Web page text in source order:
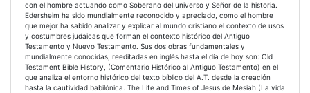
con el hombre actuando como Soberano del universo y Señor de la historia.
Edersheim ha sido mundialmente reconocido y apreciado, como el hombre
que mejor ha sabido analizar y explicar al mundo cristiano el contexto de usos
y costumbres judaicas que forman el contexto histórico del Antiguo
Testamento y Nuevo Testamento. Sus dos obras fundamentales y
mundialmente conocidas, reeditadas en inglés hasta el día de hoy son: Old
Testament Bible History, (Comentario Histórico al Antiguo Testamento) en el
que analiza el entorno histórico del texto bíblico del A.T. desde la creación
hasta la cautividad babilónica. The Life and Times of Jesus de Mesiah (La vida